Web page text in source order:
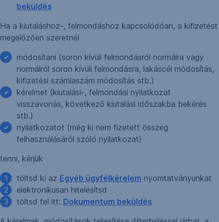
beküldés
Ha a kiutaláshoz-, felmondáshoz kapcsolódóan, a kifizetést
megelőzően szeretnél
módosítani (soron kívüli felmondásról normálra vagy
normálról soron kívüli felmondásra, lakáscél módosítás,
kifizetési számlaszám módosítás stb.)
kérelmet (kiutalási-, felmondási nyilatkozat
visszavonás, következő kiutalási időszakba bekérés
stb.)
nyilatkozatot (még ki nem fizetett összeg
felhasználásáról szóló nyilatkozat)
tenni, kérjük
töltsd ki az Egyéb ügyfélkérelem nyomtatványunkat
elektronikusan hitelesítsd
töltsd fel itt: Dokumentum beküldés